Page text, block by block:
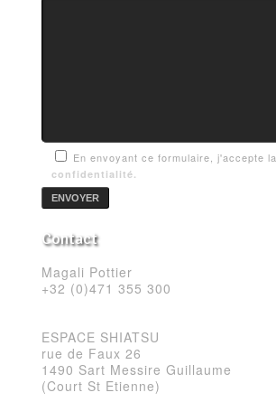
En envoyant ce formulaire, j'accepte la
confidentialité.
Contact
Magali Pottier
+32 (0)471 355 300
ESPACE SHIATSU
rue de Faux 26
1490 Sart Messire Guillaume
(Court St Etienne)